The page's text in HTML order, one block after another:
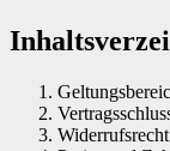
Widerrufsrecht